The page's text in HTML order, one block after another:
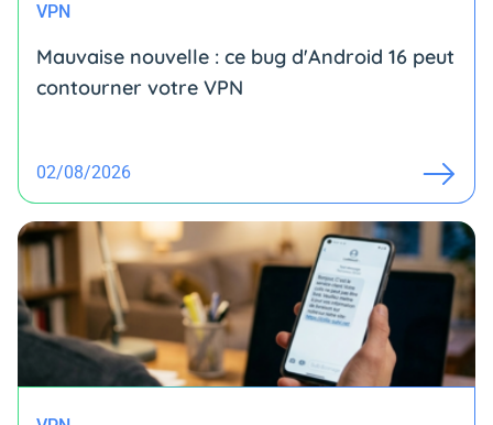
VPN
Mauvaise nouvelle : ce bug d'Android 16 peut
contourner votre VPN
02/08/2026